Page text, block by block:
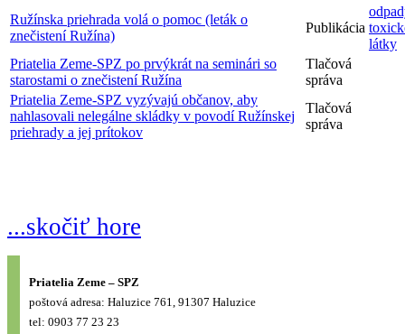
Ružínska priehrada volá o pomoc (leták o
znečistení Ružína)
Publikácia
látky
Priatelia Zeme-SPZ po prvýkrát na seminári so
starostami o znečistení Ružína
Tlačová
správa
Priatelia Zeme-SPZ vyzývajú občanov, aby
nahlasovali nelegálne skládky v povodí Ružínskej
priehrady a jej prítokov
Tlačová
správa
...skočiť hore
Priatelia Zeme – SPZ
poštová adresa: Haluzice 761, 91307 Haluzice
tel: 0903 77 23 23